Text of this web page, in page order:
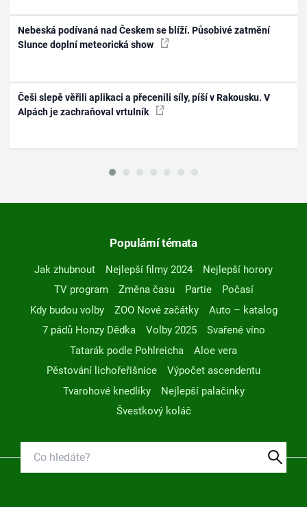
Nebeská podívaná nad Českem se blíží. Působivé zatmění
Slunce doplní meteorická show
Češi slepě věřili aplikaci a přecenili síly, píší v Rakousku. V
Alpách je zachraňoval vrtulník
Populární témata
Jak zhubnout Nejlepší filmy 2024
Nejlepší horory
TV program
Změna času Partie
Počasí
Kdy budou volby
ZOO Nové začátky
Auto – katalog
7 pádů Honzy Dědka
Volby 2025
Svařené víno
Tatarák podle Pohlreicha
Aloe vera
Pěstování lichořeřišnice
Výpočet ascendentu
Tvarohové knedlíky
Nejlepší palačinky
Švestkový koláč